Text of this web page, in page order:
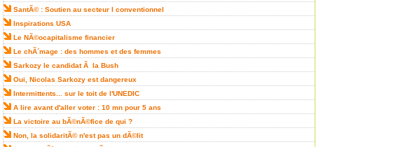
SantÃ© : Soutien au secteur I conventionnel
Inspirations USA
Le NÃ©ocapitalisme financier
Le chÃ´mage : des hommes et des femmes
Sarkozy le candidat Ã la Bush
Oui, Nicolas Sarkozy est dangereux
Intermittents... sur le toit de l'UNEDIC
A lire avant d'aller voter : 10 mn pour 5 ans
La victoire au bÃ©nÃ©fice de qui ?
Non, la solidaritÃ© n'est pas un dÃ©lit